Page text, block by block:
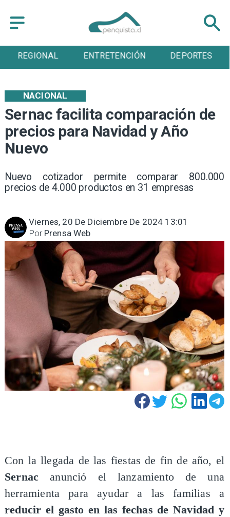
REGIONAL ENTRETENCIÓN DEPORTES
Sernac facilita comparación de
precios para Navidad y Año
Nuevo
Nuevo cotizador permite comparar 800.000
precios de 4.000 productos en 31 empresas
NACIONAL
Viernes, 20 De Diciembre De 2024 13:01
Prensa Web
Por
Con la llegada de las fiestas de fin de año, el
Sernac anunció el lanzamiento de una
herramienta para ayudar a las familias a
reducir el gasto en las fechas de Navidad y